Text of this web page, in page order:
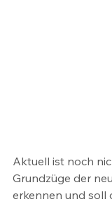
Aktuell ist noch
Grundzüge der
erkennen und soll